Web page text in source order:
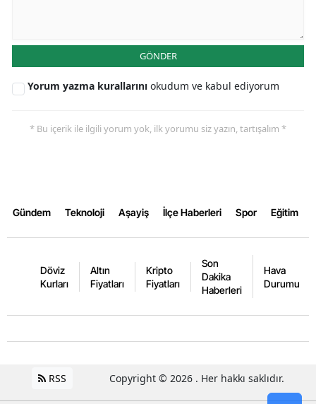
GÖNDER
Yorum yazma kurallarını okudum ve kabul ediyorum
* Bu içerik ile ilgili yorum yok, ilk yorumu siz yazın, tartışalım *
Gündem Teknoloji Aşayiş İlçe Haberleri Spor Eğitim
Döviz
Kurları
Altın
Fiyatları
Kripto
Fiyatları
Son
Dakika
Haberleri
Hava
Durumu
RSS Copyright © 2026 . Her hakkı saklıdır.